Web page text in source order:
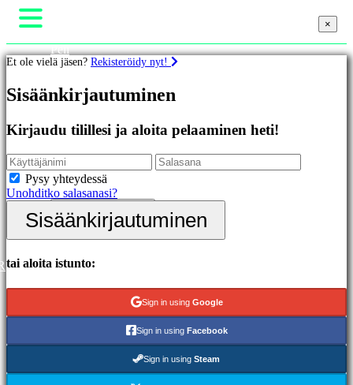
Esittelyssä
Uutuudet
Ilmaiset
pelit
Kategoriat
Toimintapelit
Seikkailupelit
pelit
pelit
Räiskintäpelit
games
Peli
Gameplay
Uutiset
Tuki
Kauppa
Rekisteröidy
×
Et ole vielä jäsen? Rekisteröidy nyt!
Sisäänkirjautuminen
Kirjaudu tilillesi ja aloita pelaaminen heti!
Pysy yhteydessä
Unohditko salasanasi?
Sisäänkirjautuminen
tai aloita istunto:
Sign in using Google
Sign in using Facebook
Sign in using Steam
×
×